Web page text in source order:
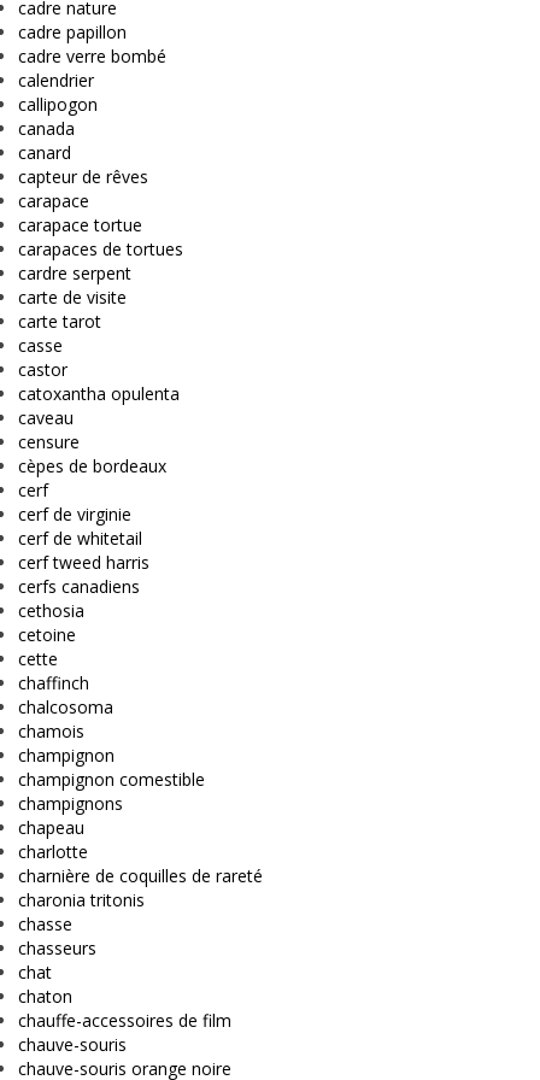
cadre nature
cadre papillon
cadre verre bombé
calendrier
callipogon
canada
canard
capteur de rêves
carapace
carapace tortue
carapaces de tortues
cardre serpent
carte de visite
carte tarot
casse
castor
catoxantha opulenta
caveau
censure
cèpes de bordeaux
cerf
cerf de virginie
cerf de whitetail
cerf tweed harris
cerfs canadiens
cethosia
cetoine
cette
chaffinch
chalcosoma
chamois
champignon
champignon comestible
champignons
chapeau
charlotte
charnière de coquilles de rareté
charonia tritonis
chasse
chasseurs
chat
chaton
chauffe-accessoires de film
chauve-souris
chauve-souris orange noire